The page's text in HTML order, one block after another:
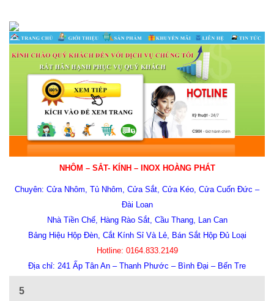
NHÔM – SẮT- KÍNH – INOX HOÀNG PHÁT
Chuyên: Cửa Nhôm, Tủ Nhôm, Cửa Sắt, Cửa Kéo, Cửa Cuốn Đức –
Đài Loan
Nhà Tiền Chế, Hàng Rào Sắt, Cầu Thang, Lan Can
Bảng Hiệu Hộp Đèn, Cắt Kính Sỉ Và Lẻ, Bán Sắt Hộp Đủ Loại
Hotline: 0164.833.2149
Địa chỉ: 241 Ấp Tân An – Thanh Phước – Bình Đại – Bến Tre
5